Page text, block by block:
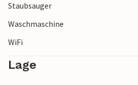
Staubsauger
Waschmaschine
WiFi
Lage